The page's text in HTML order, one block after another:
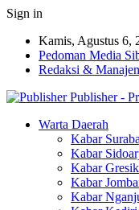
Sign in
Kamis, Agustus 6,
Pedoman Media
Redaksi &
Publisher -
Warta Daerah
Kabar
Kabar
Kabar Gresik
Kabar
Kabar